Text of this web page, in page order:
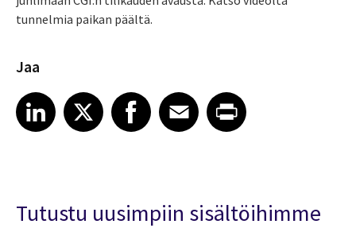
tunnelmia paikan päältä.
Jaa
Share article on LinkedIn
LinkedIn
Share article on XShare article on Facebook
Facebook
Share article on Email
EmailShare article on Print
Tutustu uusimpiin sisältöihimme